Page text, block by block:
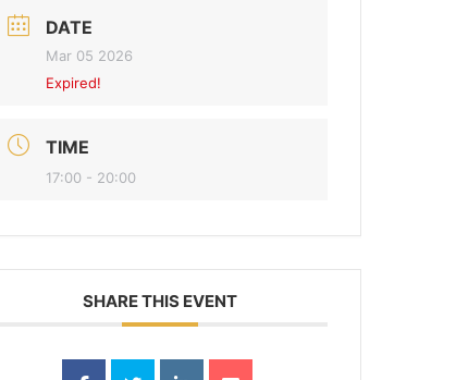
DATE
Mar 05 2026
Expired!
TIME
17:00 - 20:00
SHARE THIS EVENT